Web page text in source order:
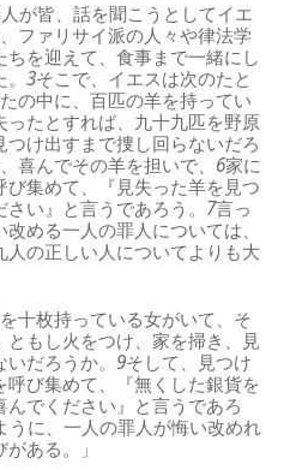
が皆、話を聞こうとしてイエ
ファリサイ派の人々や律法学
を迎えて、食事まで一緒にし
。3そこで、イエスは次のたと
たの中に、百匹の羊を持ってい
たとすれば、九十九匹を野原
け出すまで捜し回らないだろ
喜んでその羊を担いで、 6家に
集めて、『見失った羊を見つ
い』と言うであろう。 7言っ
める一人の罪人については、
の正しい人についてよりも大
十枚持っている女がいて、そ
もし火をつけ、家を掃き、見
いだろうか。9そして、見つけ
び集めて、『無くした銀貨を
でください』と言うであろ
うに、一人の罪人が悔い改めれ
ある。」